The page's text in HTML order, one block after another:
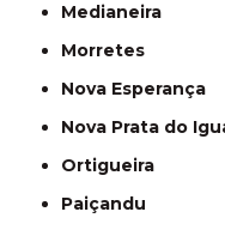
Medianeira
Morretes
Nova Esperança
Nova Prata do
Ortigueira
Paiçandu